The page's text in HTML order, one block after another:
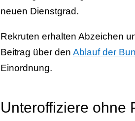
neuen Dienstgrad.
Rekruten erhalten Abzeichen
Beitrag über den Ablauf der
Einordnung.
Unteroffiziere ohne